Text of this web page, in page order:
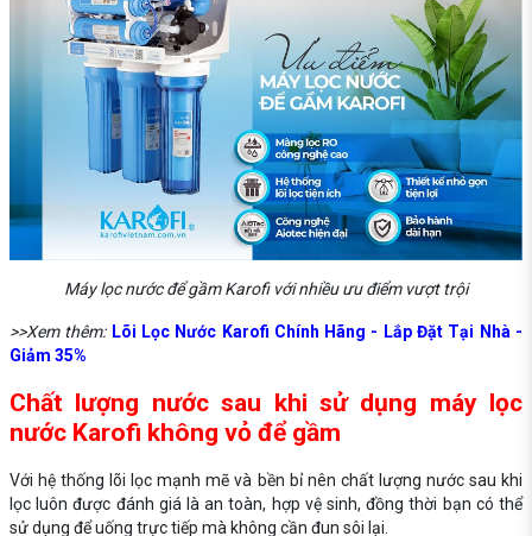
Máy lọc nước để gầm Karofi với nhiều ưu điểm vượt trội
>>Xem thêm: Lõi Lọc Nước Karofi Chính Hãng - Lắp Đặt Tại Nhà -
Giảm 35%
Chất lượng nước sau khi sử dụng máy lọc
nước Karofi không vỏ để gầm
Với hệ thống lõi lọc mạnh mẽ và bền bỉ nên chất lượng nước sau khi
lọc luôn được đánh giá là an toàn, hợp vệ sinh, đồng thời bạn có thể
sử dụng để uống trực tiếp mà không cần đun sôi lại.